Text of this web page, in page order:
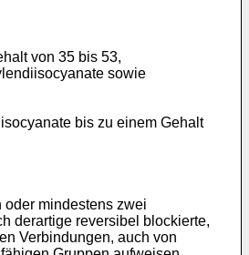
von 35 bis 53,
sowie
bis zu einem Gehalt
mindestens zwei
derartige reversibel blockierte,
Verbindungen, auch von